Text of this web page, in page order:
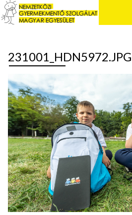
231001_HDN5972.JPG